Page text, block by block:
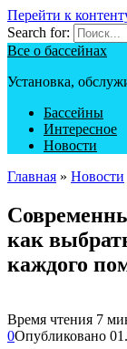
Перейти к
Search for:
Все о бассейнах
Установка,
Бассейны
Интересное
Новости
Главная » Новости
как
каждого
Время чтения 7
0Опубликовано